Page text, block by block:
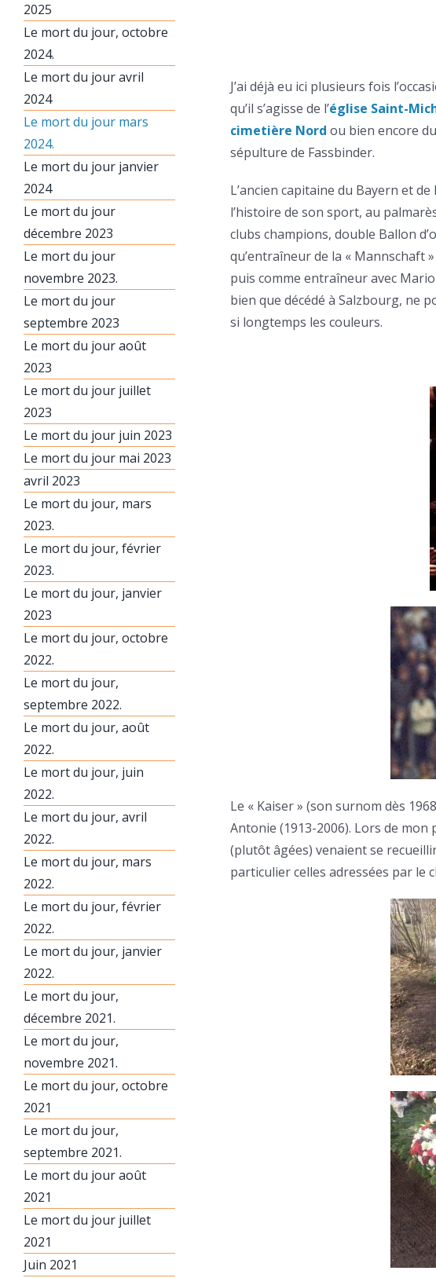
J’ai déjà eu ici plusieurs fois
qu’il s’agisse de l’église Saint-
cimetière Nord ou bien encore
sépulture de Fassbinder.
L’ancien capitaine du Bayern et
l’histoire de son sport, au
clubs champions, double Ballon
qu’entraîneur de la « Mannschaft
puis comme entraîneur avec
bien que décédé à Salzbourg, ne
si longtemps les couleurs.
Le « Kaiser » (son surnom dès
Antonie (1913-2006). Lors de
(plutôt âgées) venaient se
particulier celles adressées par le
2025
Le mort du jour, octobre
2024.
Le mort du jour avril
2024
Le mort du jour mars
2024.
Le mort du jour janvier
2024
Le mort du jour
décembre 2023
Le mort du jour
novembre 2023.
Le mort du jour
septembre 2023
Le mort du jour août
2023
Le mort du jour juillet
2023
Le mort du jour juin 2023
Le mort du jour mai 2023
avril 2023
Le mort du jour, mars
2023.
Le mort du jour, février
2023.
Le mort du jour, janvier
2023
Le mort du jour, octobre
2022.
Le mort du jour,
septembre 2022.
Le mort du jour, août
2022.
Le mort du jour, juin
2022.
Le mort du jour, avril
2022.
Le mort du jour, mars
2022.
Le mort du jour, février
2022.
Le mort du jour, janvier
2022.
Le mort du jour,
décembre 2021.
Le mort du jour,
novembre 2021.
Le mort du jour, octobre
2021
Le mort du jour,
septembre 2021.
Le mort du jour août
2021
Le mort du jour juillet
2021
Juin 2021